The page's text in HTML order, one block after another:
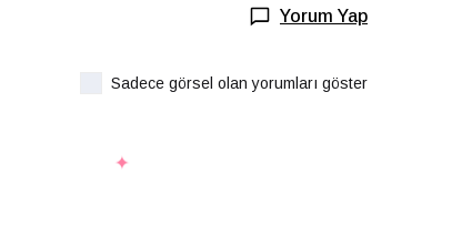
Yorum Yap
Sadece görsel olan yorumları göster